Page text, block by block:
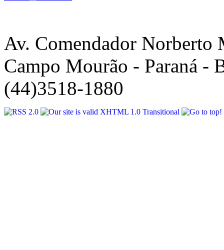
Av. Comendador Norberto
Campo Mourão - Paraná -
(44)3518-1880